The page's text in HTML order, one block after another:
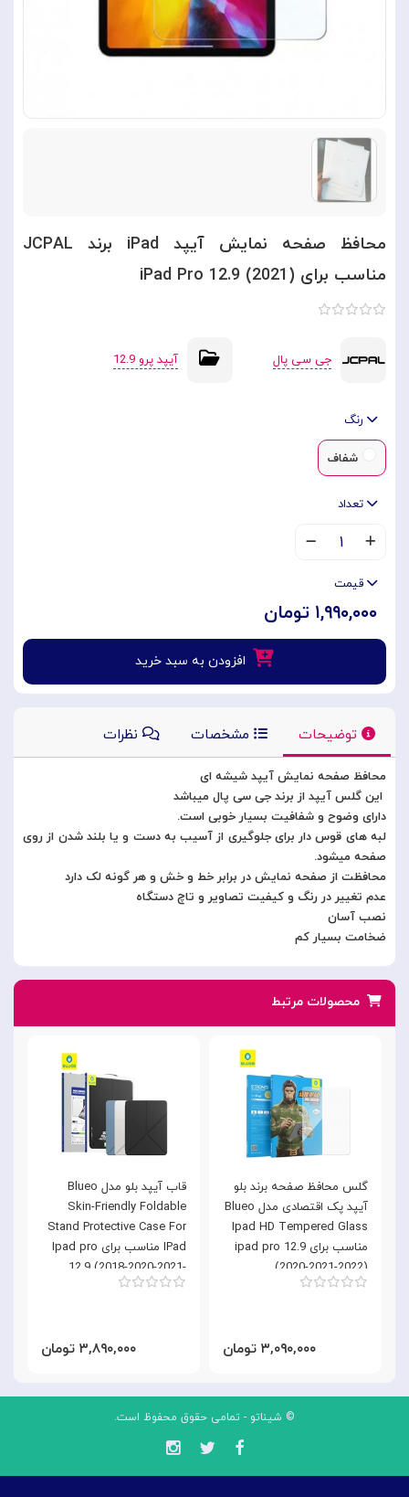
محافظ صفحه نمایش آیپد iPad برند JCPAL
مناسب برای iPad Pro 12.9 (2021)
جی سی پال آیپد پرو 12.9
رنگ
شفاف
تعداد
۱
قیمت
۱,۹۹۰,۰۰۰ تومان
افزودن به سبد خرید
توضیحات مشخصات نظرات
محافظ صفحه نمایش آیپد شیشه ای
این گلس آیپد از برند جی سی پال میباشد
دارای وضوح و شفافیت بسیار خوبی است.
لبه های قوس دار برای جلوگیری از آسیب به دست و یا بلند شدن از روی
صفحه میشود.
محافظت از صفحه نمایش در برابر خط و خش و هر گونه لک دارد
عدم تغییر در رنگ و کیفیت تصاویر و تاچ دستگاه
نصب آسان
ضخامت بسیار کم
محصولات مرتبط
قاب آیپد بلو مدل Blueo
Skin-Friendly Foldable
Stand Protective Case For
IPad مناسب برای Ipad pro
12.9 (2018-2020-2021-
2022)
۳,۸۹۰,۰۰۰ تومان
گلس محافظ صفحه برند بلو
آیپد پک اقتصادی مدل Blueo
Ipad HD Tempered Glass
مناسب برای ipad pro 12.9
(2020-2021-2022)
۳,۰۹۰,۰۰۰ تومان
© شیناتو - تمامی حقوق محفوظ است.